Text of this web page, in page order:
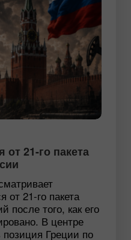
от 21-го пакета
от 21-го пакета
после того, как его
В центре
позиция Греции по